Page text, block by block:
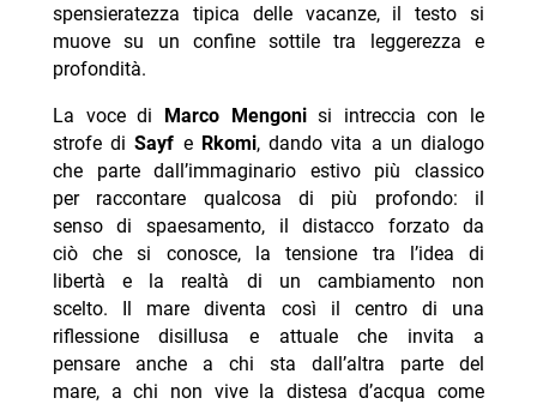
spensieratezza tipica delle vacanze, il testo si
muove su un confine sottile tra leggerezza e
profondità.
La voce di Marco Mengonisi intreccia con le
strofe diSayf e Rkomi, dando vita a un dialogo
che parte dall’immaginario estivo più classico
per raccontare qualcosa di più profondo: il
senso di spaesamento, il distacco forzato da
ciò che si conosce, la tensione tra l’idea di
libertà e la realtà di un cambiamento non
scelto. Il mare diventa così il centro di una
riflessione disillusa e attuale che invita a
pensare anche a chi sta dall’altra parte del
mare, a chi non vive la distesa d’acqua come